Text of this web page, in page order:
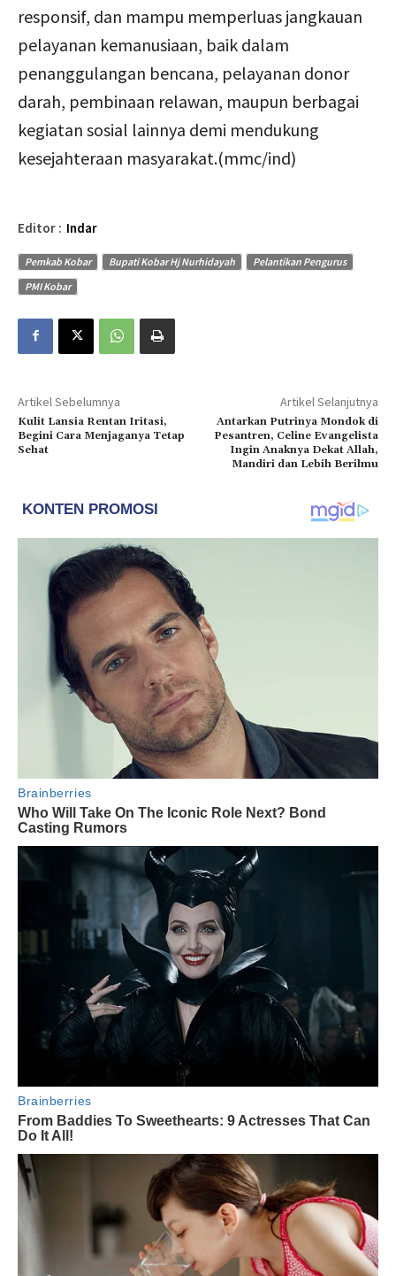
responsif, dan mampu memperluas jangkauan
pelayanan kemanusiaan, baik dalam
penanggulangan bencana, pelayanan donor
darah, pembinaan relawan, maupun berbagai
kegiatan sosial lainnya demi mendukung
kesejahteraan masyarakat.(mmc/ind)
Editor : Indar
Pemkab Kobar Bupati Kobar Hj Nurhidayah
Pelantikan Pengurus
PMI Kobar
Artikel Sebelumnya
Kulit Lansia Rentan Iritasi,
Begini Cara Menjaganya Tetap
Sehat
Artikel Selanjutnya
Antarkan Putrinya Mondok di
Pesantren, Celine Evangelista
Ingin Anaknya Dekat Allah,
Mandiri dan Lebih Berilmu